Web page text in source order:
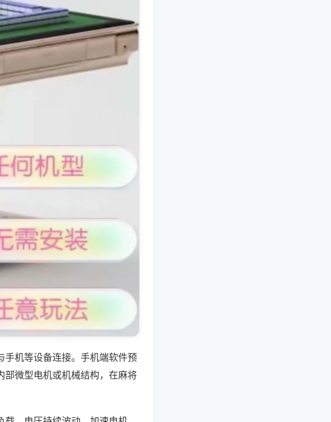
手机等设备连接。手机端软件预
部微型电机或机械结构，在麻将